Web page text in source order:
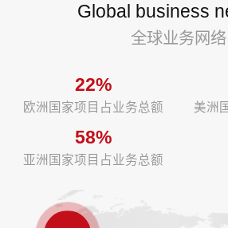
Global business
全球业务网络
22%
欧洲国家项目占业务总额 美洲
58%
亚洲国家项目占业务总额